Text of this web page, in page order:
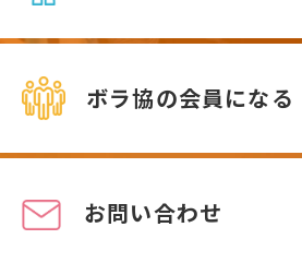
ボラ協の会員になる
お問い合わせ